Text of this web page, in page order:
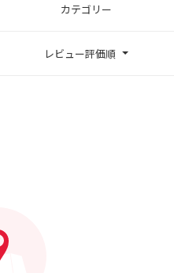
カテゴリー
レビュー評価順